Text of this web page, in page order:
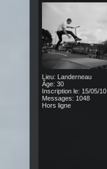
Lieu: Landerneau
Âge: 30
Inscription le: 15/05/10
Messages: 1048
Hors ligne